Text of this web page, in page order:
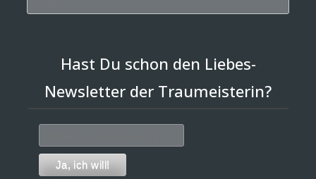
Hast Du schon den Liebes-
Newsletter der Traumeisterin?